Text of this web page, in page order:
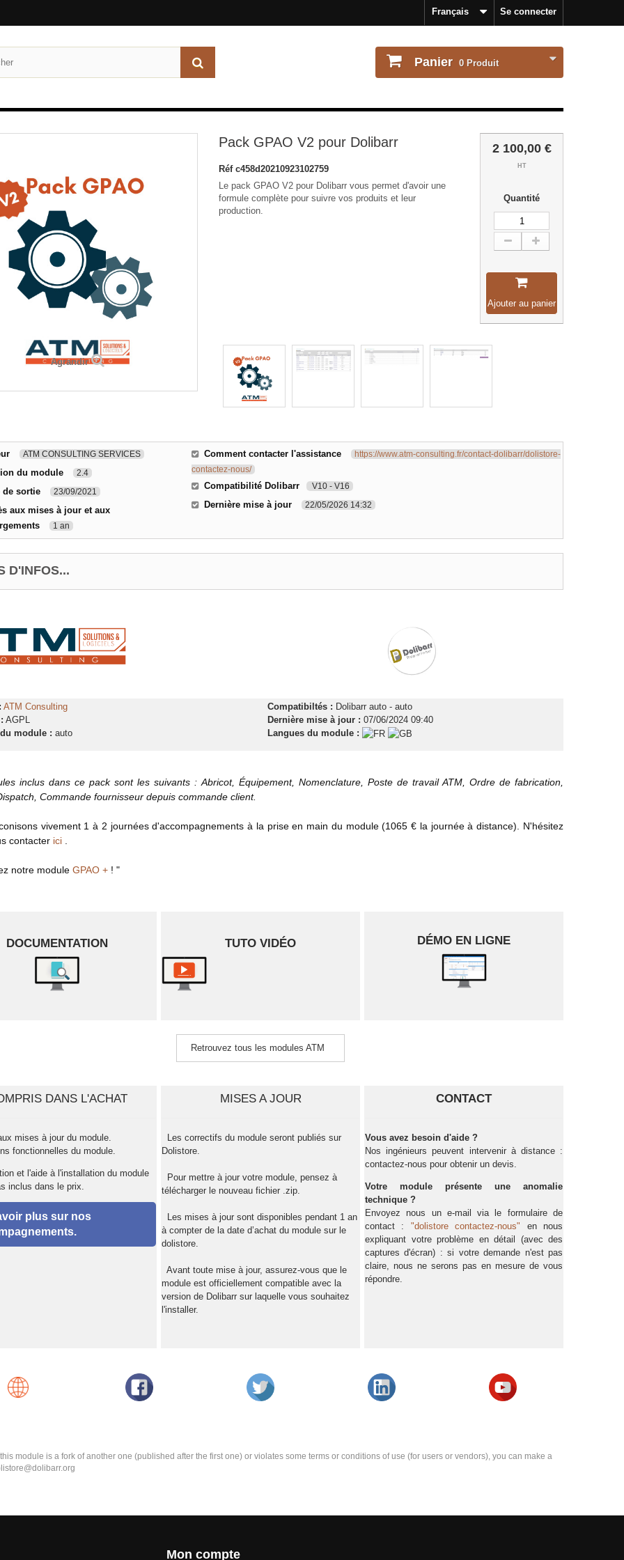
Se connecter
Français
Panier 0 Produit
Agrandir
Pack GPAO V2 pour Dolibarr
Réf c458d20210923102759
Le pack GPAO V2 pour Dolibarr vous permet d'avoir une
formule complète pour suivre vos produits et leur
production.
2 100,00 €
HT
Quantité
Ajouter au panier
ATM CONSULTING SERVICES
du module 2.4
de sortie 23/09/2021
aux mises à jour et aux
1 an
Comment contacter l'assistance
https://www.atm-consulting.fr/contact-dolibarr/dolistore-
contactez-nous/
Compatibilité Dolibarr V10 - V16
Dernière mise à jour 22/05/2026 14:32
D'INFOS...
ATM Consulting
AGPL
module : auto
Compatibiltés : Dolibarr auto - auto
Dernière mise à jour : 07/06/2024 09:40
Langues du module :
inclus dans ce pack sont les suivants : Abricot, Équipement, Nomenclature, Poste de travail ATM, Ordre de fabrication,
Commande fournisseur depuis commande client.
vivement 1 à 2 journées d'accompagnements à la prise en main du module (1065 € la journée à distance). N'hésitez
contacter ici
notre module GPAO + ! "
DOCUMENTATION TUTO VIDÉO DÉMO EN LIGNE
Retrouvez tous les modules ATM
DANS L'ACHAT
mises à jour du module.
fonctionnelles du module.
et l'aide à l'installation du module
inclus dans le prix.
plus sur nos
MISES A JOUR
Les correctifs du module seront publiés sur
Dolistore.
Pour mettre à jour votre module, pensez à
télécharger le nouveau fichier .zip.
Les mises à jour sont disponibles pendant 1 an
à compter de la date d’achat du module sur le
dolistore.
Avant toute mise à jour, assurez-vous que le
module est officiellement compatible avec la
version de Dolibarr sur laquelle vous souhaitez
l'installer.
CONTACT
Vous avez besoin d'aide ?
Nos ingénieurs peuvent intervenir à distance :
contactez-nous pour obtenir un devis.
Votre module présente une anomalie
technique ?
Envoyez nous un e-mail via le formulaire de
contact : "dolistore contactez-nous" en nous
expliquant votre problème en détail (avec des
captures d'écran) : si votre demande n'est pas
claire, nous ne serons pas en mesure de vous
répondre.
module is a fork of another one (published after the first one) or violates some terms or conditions of use (for users or vendors), you can make a
Mon compte